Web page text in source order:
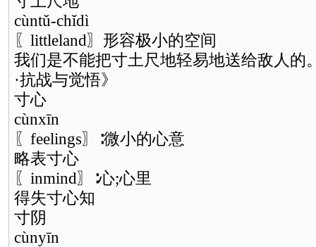
cùntǔ-chǐdì
〖littleland〗形容极小的空间
我们是不能把寸土尺地轻易地送给敌人
·抗战与觉悟》
寸心
cùnxīn
〖feelings〗∶微小的心意
略表寸心
〖inmind〗∶心;心里
得失寸心知
寸阴
cùnyīn